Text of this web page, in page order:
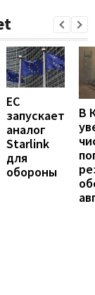
ЕС
запускает
аналог
Starlink
для
обороны
В